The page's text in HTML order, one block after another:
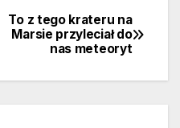
To z tego krateru na
Marsie przyleciał do
nas meteoryt